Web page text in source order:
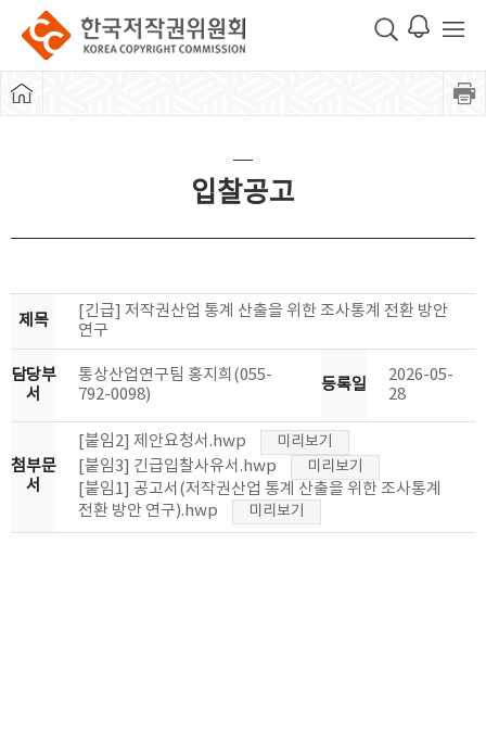
입찰공고
제목
[긴급] 저작권산업 통계 산출을 위한 조사통계 전환 방안
연구
담당부
서
통상산업연구팀 홍지희(055-
792-0098)
등록일
2026-05-
28
첨부문
서
[붙임2] 제안요청서.hwp 미리보기
[붙임3] 긴급입찰사유서.hwp 미리보기
[붙임1] 공고서(저작권산업 통계 산출을 위한 조사통계
전환 방안 연구).hwp
미리보기